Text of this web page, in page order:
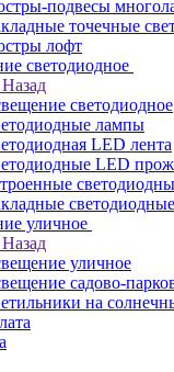
подвесы
точечные
лофт
светодиодное
Назад
светодиодное
лампы
LED лента
LED
уличное
Назад
уличное
садово-
на